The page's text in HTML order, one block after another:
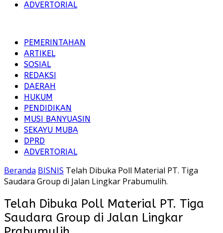
ADVERTORIAL
PEMERINTAHAN
ARTIKEL
SOSIAL
REDAKSI
DAERAH
HUKUM
PENDIDIKAN
MUSI BANYUASIN
SEKAYU MUBA
DPRD
ADVERTORIAL
Beranda BISNIS Telah Dibuka Poll Material PT. Tiga
Saudara Group di Jalan Lingkar Prabumulih.
Telah Dibuka Poll Material PT. Tiga
Saudara Group di Jalan Lingkar